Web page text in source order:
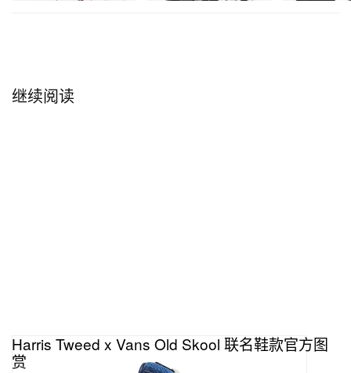
继续阅读
Harris Tweed x Vans Old Skool 联名鞋款官方图
赏